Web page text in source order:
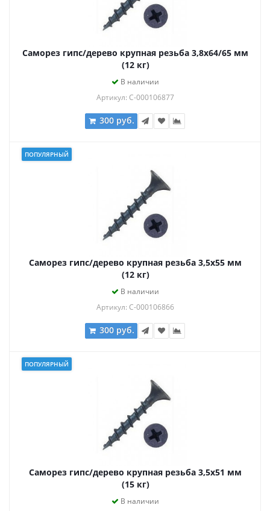
Саморез гипс/дерево крупная резьба 3,8х64/65 мм
(12 кг)
В наличии
Артикул: С-000106877
300 руб.
ПОПУЛЯРНЫЙ
Саморез гипс/дерево крупная резьба 3,5х55 мм
(12 кг)
В наличии
Артикул: С-000106866
300 руб.
ПОПУЛЯРНЫЙ
Саморез гипс/дерево крупная резьба 3,5х51 мм
(15 кг)
В наличии